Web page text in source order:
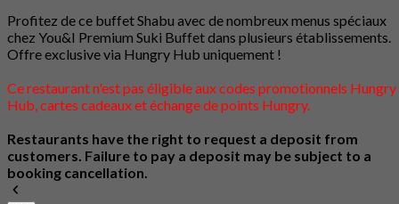
Profitez de ce buffet Shabu avec de nombreux menus spéciaux
chez You&I Premium Suki Buffet dans plusieurs établissements.
Offre exclusive via Hungry Hub uniquement !
Ce restaurant n'est pas éligible aux codes promotionnels Hungry
Hub, cartes cadeaux et échange de points Hungry.
Restaurants have the right to request a deposit from
customers. Failure to pay a deposit may be subject to a
booking cancellation.